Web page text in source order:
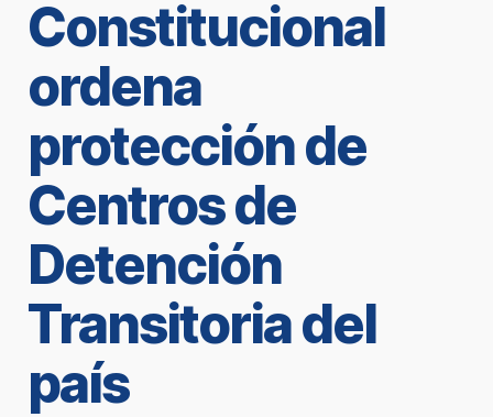
Constitucional
ordena
protección de
Centros de
Detención
Transitoria del
país